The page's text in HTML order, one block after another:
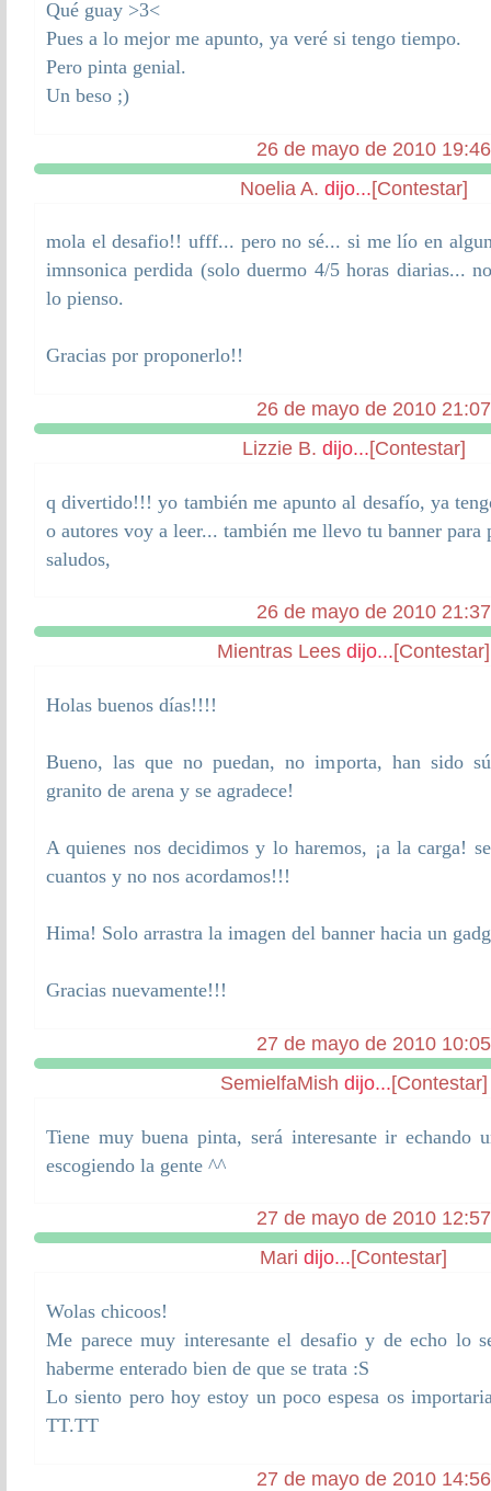
Qué guay >3<
Pues a lo mejor me apunto, ya veré si tengo tiempo.
Pero pinta genial.
Un beso ;)
26 de mayo de 2010 19:46
Noelia A. dijo...[Contestar]
mola el desafio!! ufff... pero no sé... si me lío en
imnsonica perdida (solo duermo 4/5 horas diarias...
lo pienso.
Gracias por proponerlo!!
26 de mayo de 2010 21:07
Lizzie B. dijo...[Contestar]
q divertido!!! yo también me apunto al desafío, ya
o autores voy a leer... también me llevo tu banner
saludos,
26 de mayo de 2010 21:37
Mientras Lees dijo...[Contestar]
Holas buenos días!!!!
Bueno, las que no puedan, no importa, han sido
granito de arena y se agradece!
A quienes nos decidimos y lo haremos, ¡a la carga!
cuantos y no nos acordamos!!!
Hima! Solo arrastra la imagen del banner hacia un
Gracias nuevamente!!!
27 de mayo de 2010 10:05
SemielfaMish dijo...[Contestar]
Tiene muy buena pinta, será interesante ir
escogiendo la gente ^^
27 de mayo de 2010 12:57
Mari dijo...[Contestar]
Wolas chicoos!
Me parece muy interesante el desafio y de echo lo
haberme enterado bien de que se trata :S
Lo siento pero hoy estoy un poco espesa os
TT.TT
27 de mayo de 2010 14:56